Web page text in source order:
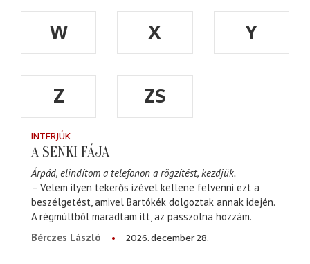
W
X
Y
Z
ZS
INTERJÚK
A SENKI FÁJA
Árpád, elindítom a telefonon a rögzítést, kezdjük.
– Velem ilyen tekerős izével kellene felvenni ezt a
beszélgetést, amivel Bartókék dolgoztak annak idején.
A régmúltból maradtam itt, az passzolna hozzám.
Bérczes László
2026. december 28.